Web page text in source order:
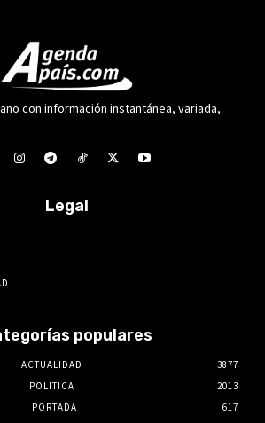
con información instantánea, variada,
Legal
populares
ACTUALIDAD
3877
POLITICA
2013
PORTADA
617